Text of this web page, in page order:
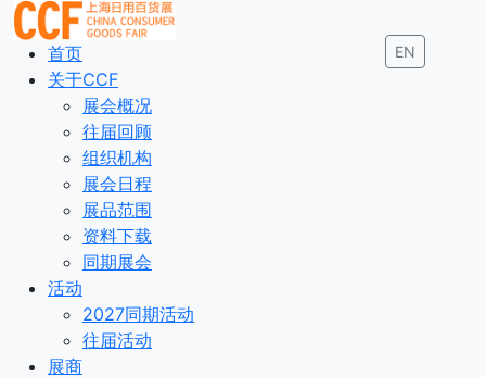
EN
首页
关于CCF
展会概况
往届回顾
组织机构
展会日程
展品范围
资料下载
同期展会
活动
2027同期活动
往届活动
展商